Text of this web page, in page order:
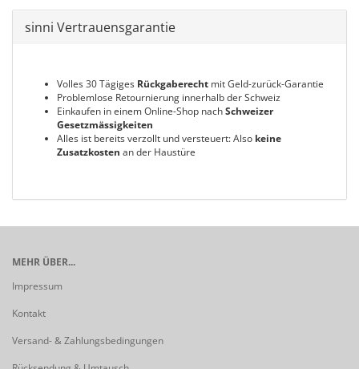
sinni Vertrauensgarantie
Volles 30 Tägiges Rückgaberecht mit Geld-zurück-Garantie
Problemlose Retournierung innerhalb der Schweiz
Einkaufen in einem Online-Shop nachSchweizer
Gesetzmässigkeiten
Alles ist bereits verzollt und versteuert: Also keine
Zusatzkosten an der Haustüre
MEHR ÜBER...
Impressum
Kontakt
Versand- & Zahlungsbedingungen